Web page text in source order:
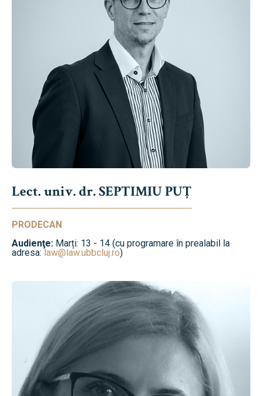
Lect. univ. dr. SEPTIMIU PUȚ
PRODECAN
Audienţe: Marți: 13 - 14 (cu programare în prealabil la
adresa:law@law.ubbcluj.ro)